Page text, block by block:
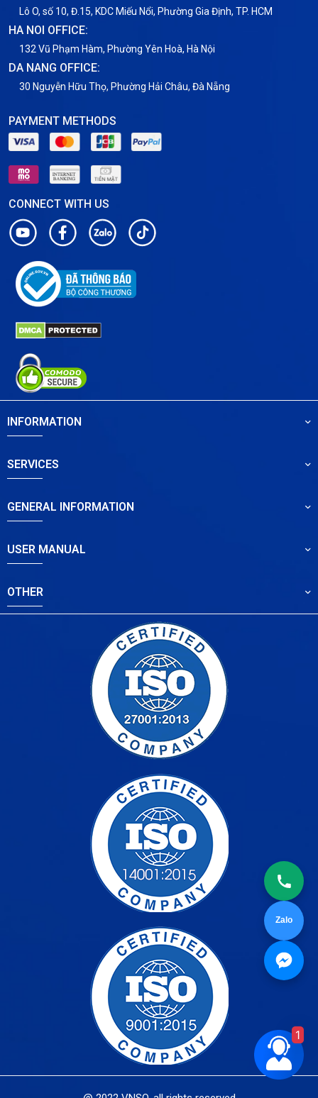
Zalo
Tin tức
Lô O, số 10, Đ.15, KDC Miếu Nổi, Phường Gia Định, TP. HCM
HA NOI OFFICE:
132 Vũ Phạm Hàm, Phường Yên Hoà, Hà Nội
DA NANG OFFICE:
30 Nguyễn Hữu Thọ, Phường Hải Châu, Đà Nẵng
PAYMENT METHODS
CONNECT WITH US
INFORMATION
SERVICES
GENERAL INFORMATION
USER MANUAL
OTHER
1